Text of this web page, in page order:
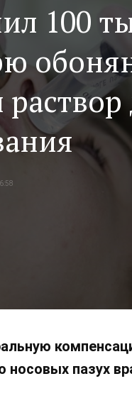
100
пазух